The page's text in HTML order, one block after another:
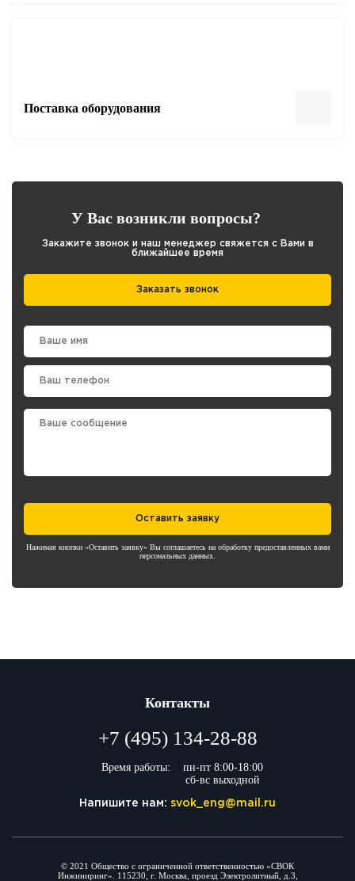
Поставка оборудования
У Вас возникли вопросы?
Закажите звонок и наш менеджер свяжется с Вами в
ближайшее время
Заказать звонок
Нажимая кнопки «Оставить заявку» Вы соглашаетесь на обработку предоставленных вами
персональных данных.
Оставить заявку
Контакты
+7 (495) 134-28-88
Время работы:
пн-пт 8:00-18:00
сб-вс выходной
Напишите нам: svok_eng@mail.ru
© 2021 Общество с ограниченной ответственностью «СВОК
Инжиниринг». 115230, г. Москва, проезд Электролитный, д.3,